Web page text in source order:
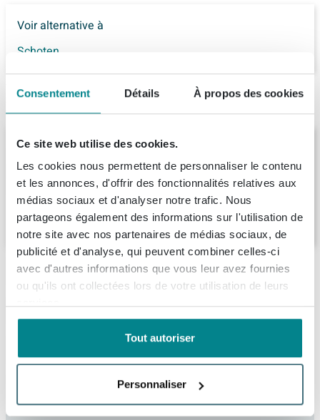
Consentement Détails À propos des cookies
Ce site web utilise des cookies.
Les cookies nous permettent de personnaliser le contenu
et les annonces, d'offrir des fonctionnalités relatives aux
médias sociaux et d'analyser notre trafic. Nous
partageons également des informations sur l'utilisation de
notre site avec nos partenaires de médias sociaux, de
publicité et d'analyse, qui peuvent combiner celles-ci
avec d'autres informations que vous leur avez fournies
ou qu'ils ont collectées lors de votre utilisation de leurs
Tout autoriser
Personnaliser
Voir alternative à
Schoten
Arcqua Cusco Baignoire îlot 175x85x55cm
marbre de synthèse Mat Noir
Livraison:6 - 7 semaines
3.638,-
Description
Arcqua Pinto Baignoire îlot semi-encastrée
180x80 mat noir
Cette baignoire îlot semi-encastrée est un choix parfait
moderne à la salle de bains. Grâce à ses dimensions
compactes de 180x80 cm, elle s’adapte parfaitement
Spécifications
Série
Pinto
Dessin technique
À propos de Arcqua